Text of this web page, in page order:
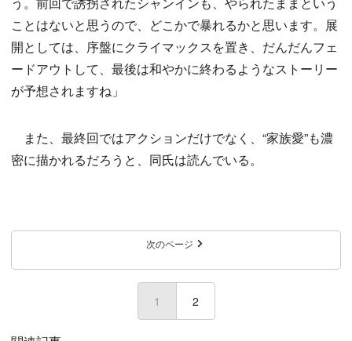
ことはないと思うので、どこかで暴れるかと思います。展
開としては、序盤にクライマックスを置き、だんだんフェ
ードアウトして、最後は和やかに終わるようなストーリー
が予想されますね」
また、最終回ではアクションだけでなく、“家族愛”も濃
密に描かれるだろうと、同氏は読んでいる。
次のページ
1 (current)
2